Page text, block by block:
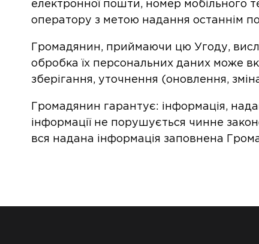
електронної пошти, номер мобільного
оператору з метою надання останнім
Громадянин, приймаючи цю Угоду,
обробка їх персональних даних може
зберігання, уточнення (оновлення,
Громадянин гарантує: інформація,
інформації не порушується чинне
вся надана інформація заповнена